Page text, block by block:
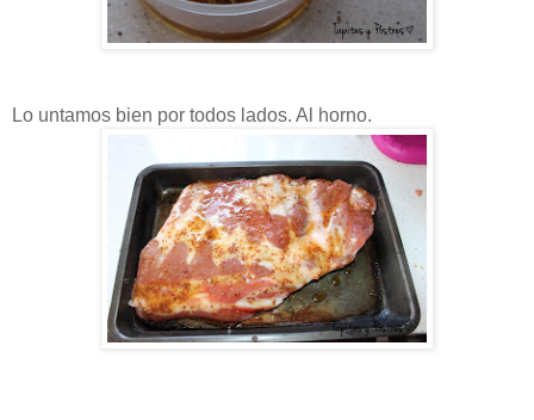
Lo untamos bien por todos lados. Al horno.